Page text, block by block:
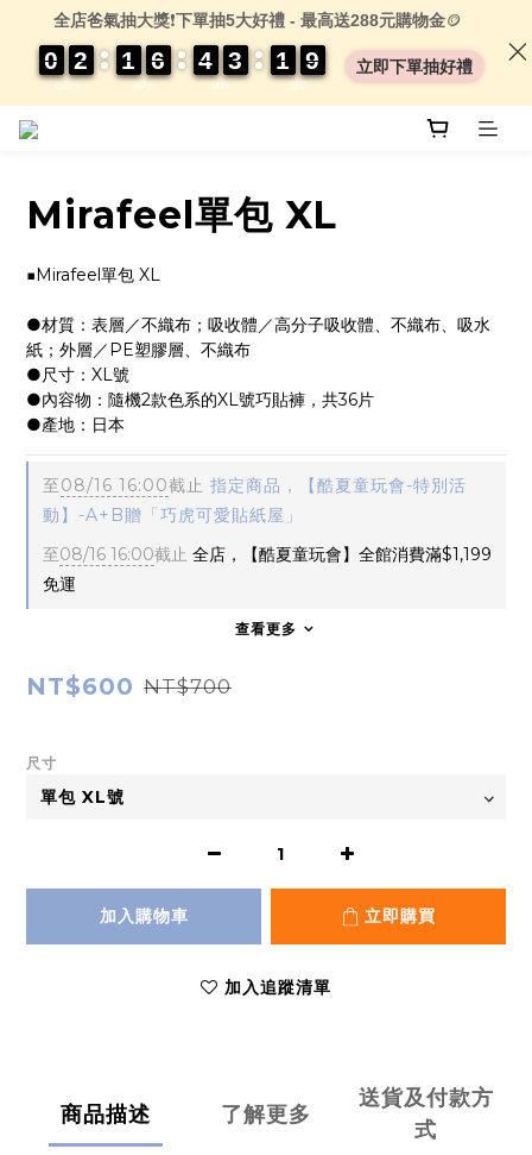
Mirafeel單包 XL
■Mirafeel單包 XL
●材質：表層／不織布；吸收體／高分子吸收體、不織布、吸水
紙；外層／PE塑膠層、不織布
●尺寸：XL號
●內容物：隨機2款色系的XL號巧貼褲，共36片
●產地：日本
至08/16 16:00截止 指定商品，【酷夏童玩會-特別活
動】-A+B贈「巧虎可愛貼紙屋」
至08/16 16:00截止 全店，【酷夏童玩會】全館消費滿$1,199
免運
查看更多
NT$600 NT$700
尺寸
加入購物車 立即購買
加入追蹤清單
商品描述 了解更多
送貨及付款方
式
全店爸氣抽大獎❗下單抽5大好禮 - 最高送288元購物金🪙
DAYS
0
0
0
0 2
2
2
2
HRS
1
1
1
1 6
6
6
6
MIN
4
4
4
4 3
3
3
3
SEC
1
1
1
1 0
0
9
9
8 立即下單抽好禮